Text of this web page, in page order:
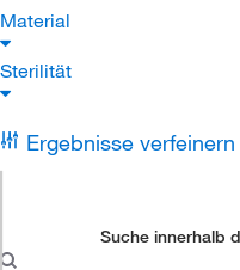
Material
Sterilität
Ergebnisse verfeinern
Suche innerhalb